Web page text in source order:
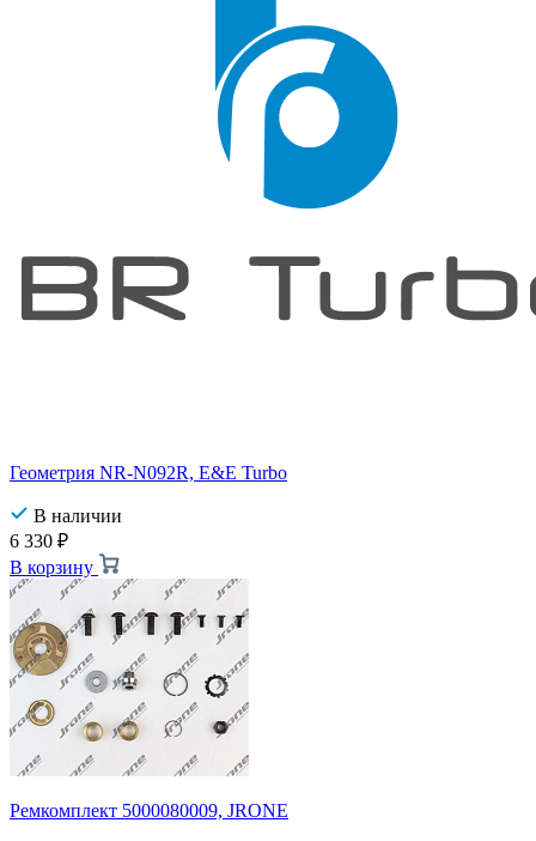
Геометрия NR-N092R, E&E Turbo
В наличии
6 330 ₽
В корзину
Ремкомплект 5000080009, JRONE